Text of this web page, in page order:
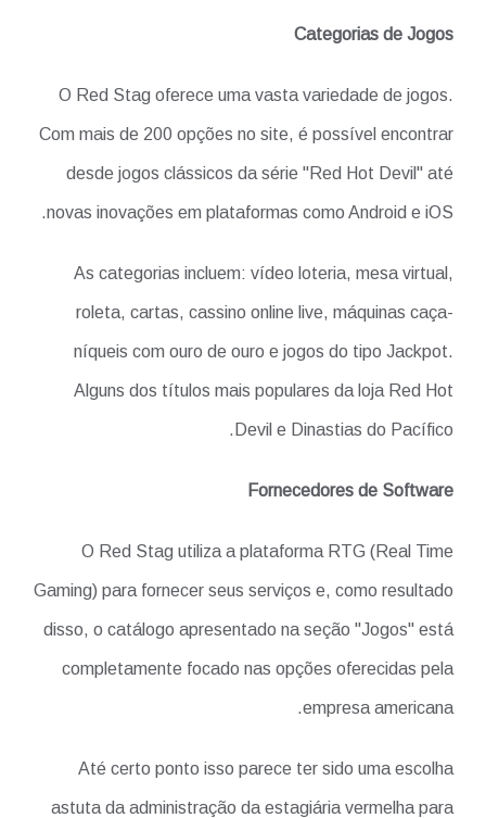
Categorias de Jogos
O Red Stag oferece uma vasta variedade de jogos.
Com mais de 200 opções no site, é possível encontrar
desde jogos clássicos da série "Red Hot Devil" até
novas inovações em plataformas como Android e iOS.
As categorias incluem: vídeo loteria, mesa virtual,
roleta, cartas, cassino online live, máquinas caça-
níqueis com ouro de ouro e jogos do tipo Jackpot.
Alguns dos títulos mais populares da loja Red Hot
Devil e Dinastias do Pacífico.
Fornecedores de Software
O Red Stag utiliza a plataforma RTG (Real Time
Gaming) para fornecer seus serviços e, como resultado
disso, o catálogo apresentado na seção "Jogos" está
completamente focado nas opções oferecidas pela
empresa americana.
Até certo ponto isso parece ter sido uma escolha
astuta da administração da estagiária vermelha para